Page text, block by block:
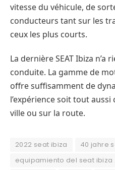
vitesse du véhicule, de
conducteurs tant sur les
ceux les plus courts.
La dernière SEAT Ibiza
conduite. La gamme de
offre suffisamment de
l’expérience soit tout
ville ou sur la route.
2022 seat ibiza
40 jahre
equipamiento del seat ibiza